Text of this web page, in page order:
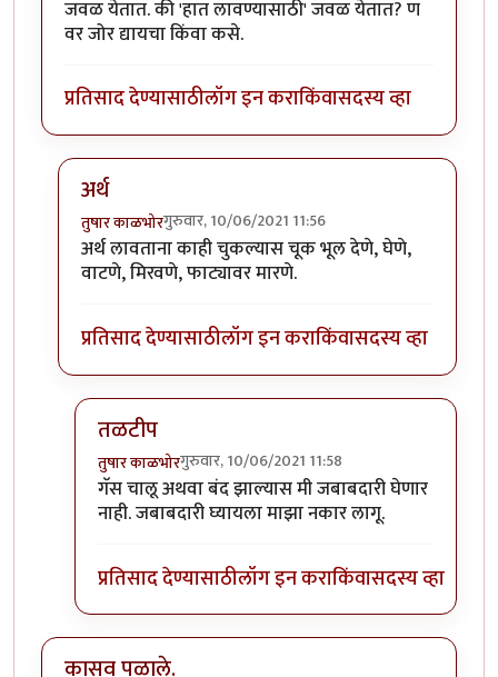
जवळ येतात. की 'हात लावण्यासाठी' जवळ येतात? ण
वर जोर द्यायचा किंवा कसे.
प्रतिसाद देण्यासाठीलॉग इन कराकिंवासदस्य व्हा
अर्थ
तुषार काळभोरगुरुवार, 10/06/2021 11:56
In reply toअवांतर शंकाbyतुषार काळभोर
अर्थ लावताना काही चुकल्यास चूक भूल देणे, घेणे,
वाटणे, मिरवणे, फाट्यावर मारणे.
प्रतिसाद देण्यासाठीलॉग इन कराकिंवासदस्य व्हा
तळटीप
तुषार काळभोरगुरुवार, 10/06/2021 11:58
In reply toअर्थbyतुषार काळभोर
गॅस चालू अथवा बंद झाल्यास मी जबाबदारी घेणार
नाही. जबाबदारी घ्यायला माझा नकार लागू.
प्रतिसाद देण्यासाठीलॉग इन कराकिंवासदस्य व्हा